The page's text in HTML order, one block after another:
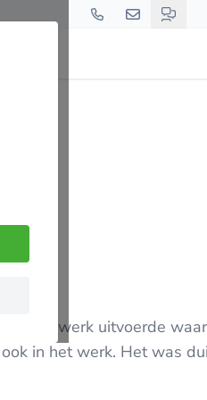
uitvoerde
in het werk. Het was